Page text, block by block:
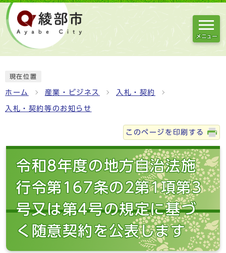
メニュー
現在位置
ホーム 産業・ビジネス 入札・契約
入札・契約等のお知らせ
このページを印刷する
令和8年度の地方自治法施
行令第167条の2第1項第3
号又は第4号の規定に基づ
く随意契約を公表します